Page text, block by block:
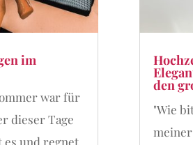
im
war für
dieser Tage
es und regnet
den
"Wie